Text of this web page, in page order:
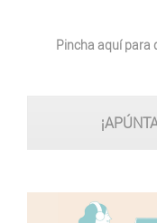
Pincha aquí para